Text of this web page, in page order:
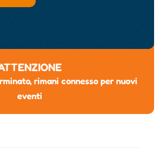
rimani connesso per nuovi
eventi